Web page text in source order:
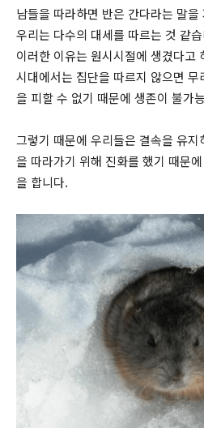
남들을 따라하면 반은 간다라는 말
우리는 다수의 대세를 따르는 것 같
이러한 이유는 원시시절에 생겼다고
시대에서는 집단을 따르지 않으면
을 피할 수 없기 때문에 생존이 불가
그렇기 때문에 우리들은 결속을 유
을 따라가기 위해 진화를 했기 때문
을 합니다.